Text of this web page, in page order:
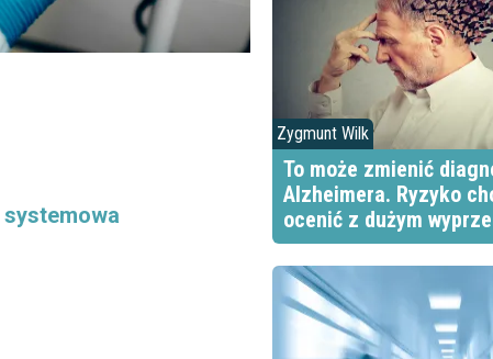
Zygmunt Wilk
To może zmienić
Alzheimera. Ryzyko
ocenić z dużym